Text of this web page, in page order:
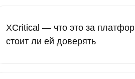
XCritical — что это за
стоит ли ей доверять